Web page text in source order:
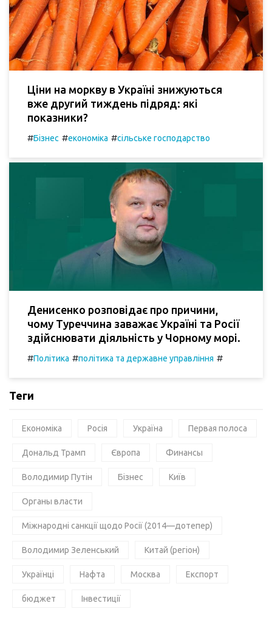
Ціни на моркву в Україні знижуються
вже другий тиждень підряд: які
показники?
#Бізнес #економіка #сільське господарство
Денисенко розповідає про причини,
чому Туреччина заважає Україні та Росії
здійснювати діяльність у Чорному морі.
#Політика #політика та державне управління #
Теги
Економіка Росія Україна Первая полоса
Дональд Трамп Європа Финансы
Володимир Путін Бізнес Київ
Органы власти
Міжнародні санкції щодо Росії (2014—дотепер)
Володимир Зеленський Китай (регіон)
Українці Нафта Москва Експорт
бюджет Інвестиції